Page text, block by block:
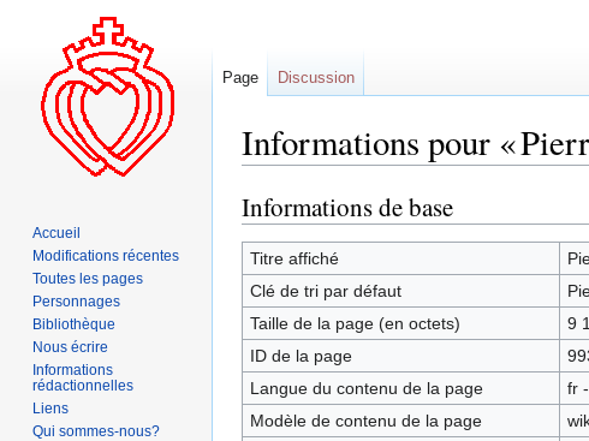
Informations pour «
Aller
à
la
navigation
Aller
à
la
recherche
Informations de base
Titre affiché
Clé de tri par défaut
Taille de la page (en octets)
9
ID de la page
Langue du contenu de la page
fr
Modèle de contenu de la page
Page Discussion
Accueil
Modifications récentes
Toutes les pages
Personnages
Bibliothèque
Nous écrire
Informations
rédactionnelles
Liens
Qui sommes-nous?